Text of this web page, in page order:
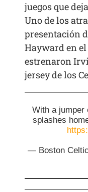
juegos que
Uno de los
presentación
Hayward en el
estrenaron
jersey de los
With a jumper
splashes
— Boston